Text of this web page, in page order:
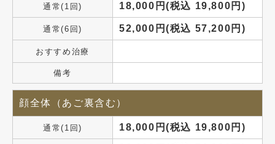
通常(1回) 18,000円(税込 19,800円)
通常(6回) 52,000円(税込 57,200円)
おすすめ治療
備考
顔全体（あご裏含む）
通常(1回) 18,000円(税込 19,800円)